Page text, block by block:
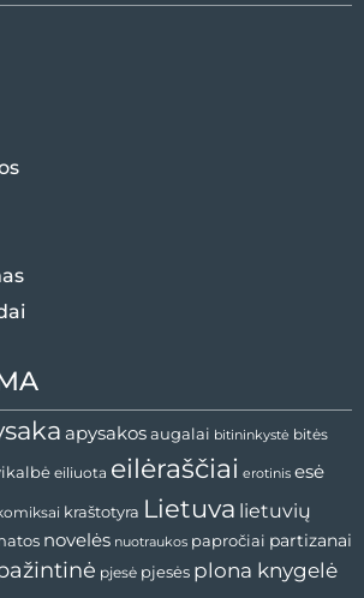
apysakos augalai bitininkystė bitės
eiliuota eilėraščiai erotinis esė
kraštotyra Lietuva lietuvių
novelės nuotraukos papročiai partizanai
pjesė pjesės plona knygelė